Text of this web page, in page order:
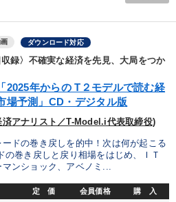
ダウンロード対応
収録〉不確実な経済を先見、大局をつか
2025年からの T２モデルで読む経
場予測」CD・デジタル版
済アナリスト／T-Model.i代表取締役)
ドの巻き戻しを的中！次は何が起こる
巻き戻しと戻り相場をはじめ、ＩＴ
ンショック、アベノミ...
定 価 会員価格 購 入